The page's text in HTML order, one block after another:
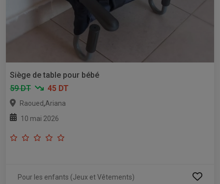
Siège de table pour bébé
59 DT
45 DT
Raoued,Ariana
10 mai 2026
Pour les enfants (Jeux et Vêtements)